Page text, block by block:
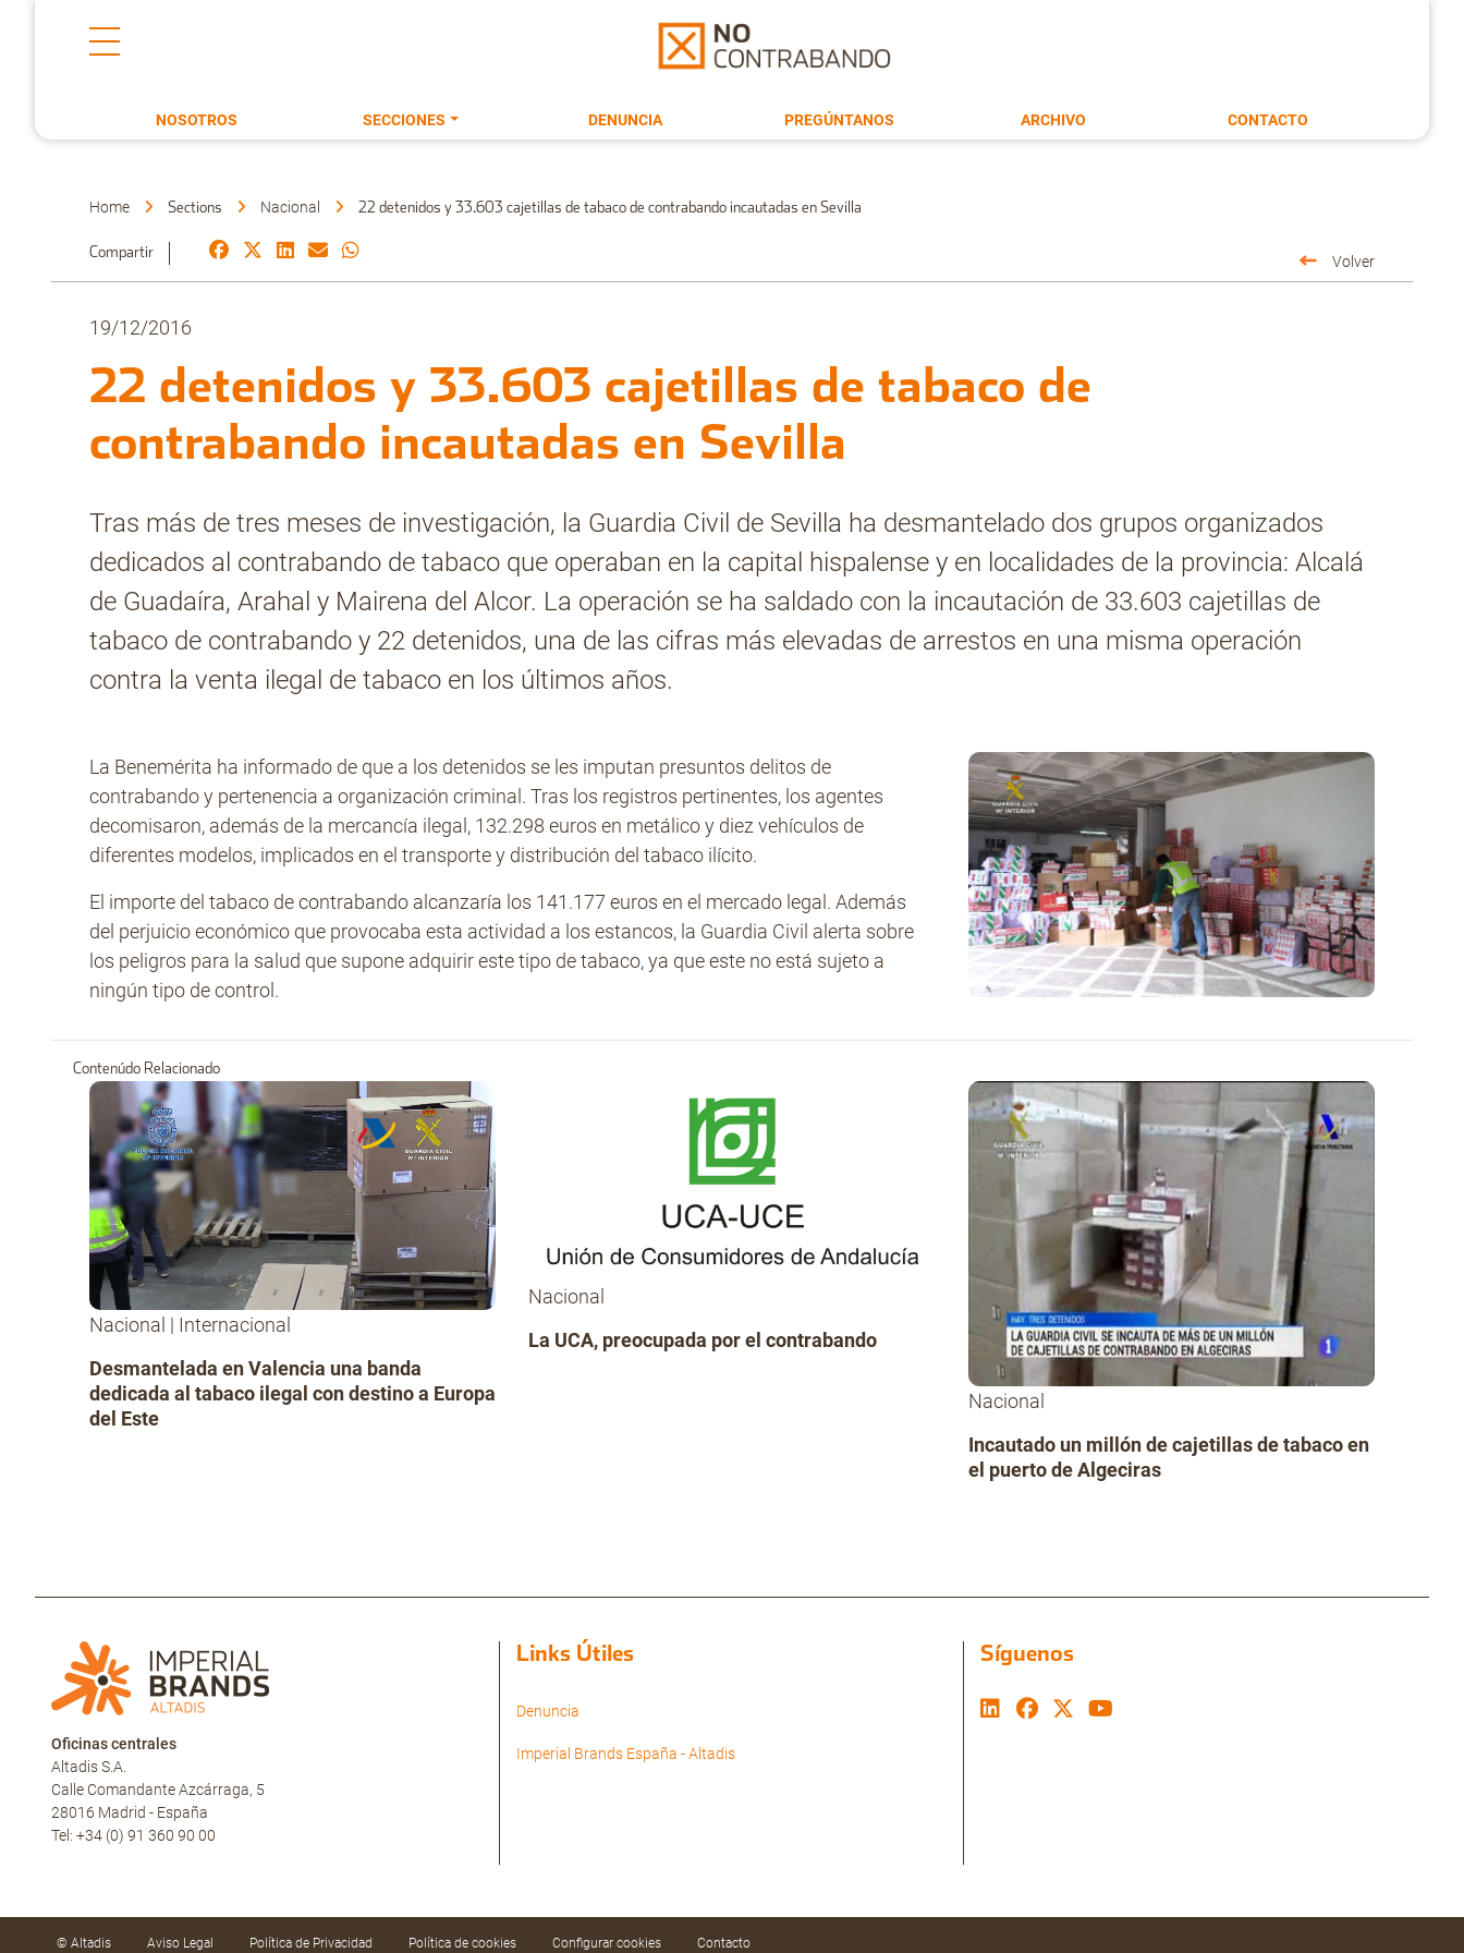
NOSOTROS SECCIONES DENUNCIA PREGÚNTANOS ARCHIVO CONTACTO
Home Sections Nacional 22 detenidos y 33.603 cajetillas de tabaco de contrabando incautadas en Sevilla
Compartir Volver
19/12/2016
22 detenidos y 33.603 cajetillas de tabaco de
contrabando incautadas en Sevilla
Tras más de tres meses de investigación, la Guardia Civil de Sevilla ha desmantelado dos grupos organizados
dedicados al contrabando de tabaco que operaban en la capital hispalense y en localidades de la provincia: Alcalá
de Guadaíra, Arahal y Mairena del Alcor. La operación se ha saldado con la incautación de 33.603 cajetillas de
tabaco de contrabando y 22 detenidos, una de las cifras más elevadas de arrestos en una misma operación
contra la venta ilegal de tabaco en los últimos años.
La Benemérita ha informado de que a los detenidos se les imputan presuntos delitos de
contrabando y pertenencia a organización criminal. Tras los registros pertinentes, los agentes
decomisaron, además de la mercancía ilegal, 132.298 euros en metálico y diez vehículos de
diferentes modelos, implicados en el transporte y distribución del tabaco ilícito.
El importe del tabaco de contrabando alcanzaría los 141.177 euros en el mercado legal. Además
del perjuicio económico que provocaba esta actividad a los estancos, la Guardia Civil alerta sobre
los peligros para la salud que supone adquirir este tipo de tabaco, ya que este no está sujeto a
ningún tipo de control.
Contenúdo Relacionado
Nacional | Internacional
Desmantelada en Valencia una banda
dedicada al tabaco ilegal con destino a Europa
del Este
Nacional
La UCA, preocupada por el contrabando
Nacional
Incautado un millón de cajetillas de tabaco en
el puerto de Algeciras
Oficinas centrales
Altadis S.A.
Calle Comandante Azcárraga, 5
28016 Madrid - España
Tel: +34 (0) 91 360 90 00
Links Útiles
Denuncia
Imperial Brands España - Altadis
Síguenos
© Altadis Aviso Legal Política de Privacidad Política de cookies Configurar cookies Contacto